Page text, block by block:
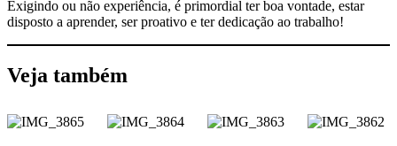
Exigindo ou não experiência, é primordial ter boa vontade, estar
disposto a aprender, ser proativo e ter dedicação ao trabalho!
Veja também